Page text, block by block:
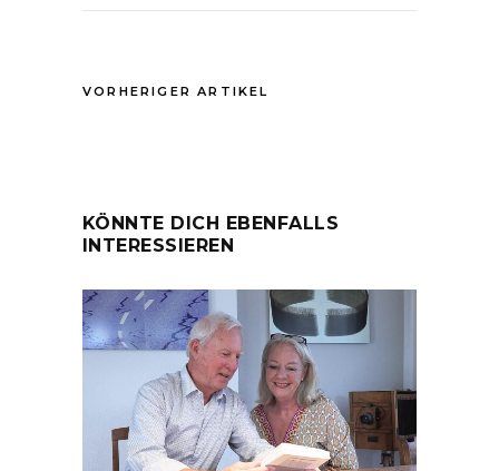
VORHERIGER ARTIKEL
KÖNNTE DICH EBENFALLS
INTERESSIEREN